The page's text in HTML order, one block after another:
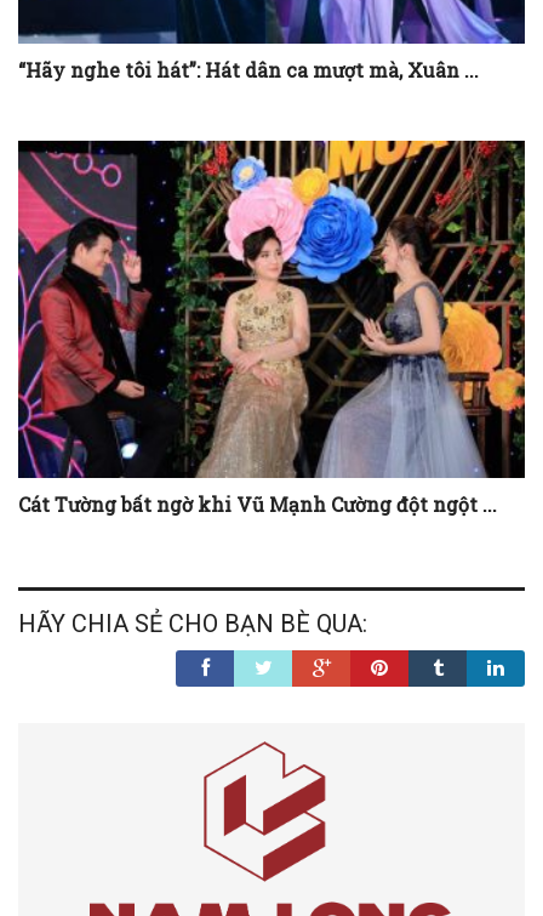
“Hãy nghe tôi hát”: Hát dân ca mượt mà, Xuân ...
Cát Tường bất ngờ khi Vũ Mạnh Cường đột ngột ...
HÃY CHIA SẺ CHO BẠN BÈ QUA: